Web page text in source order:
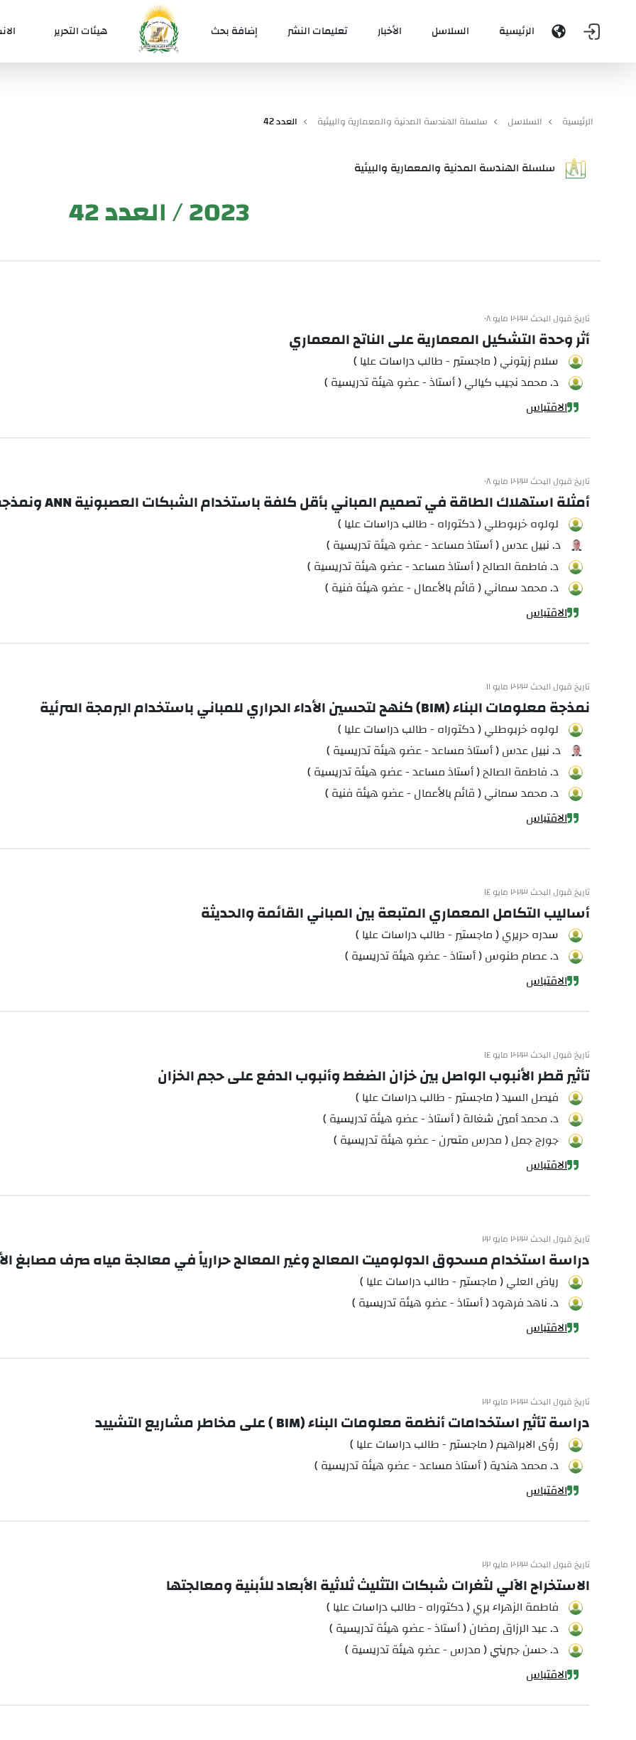
الرئيسية السلاسل الأخبار تعليمات النشر إضافة بحث هيئات التحرير
الرئيسية السلاسل سلسلة الهندسة المدنية والمعمارية والبيئية العدد 42
سلسلة الهندسة المدنية والمعمارية والبيئية
2023 / العدد 42
تاريخ قبول البحث ٢٠٢٣ مايو ٠٨
أثر وحدة التشكيل المعمارية على الناتج المعماري
سلام زيتوني ( ماجستير - طالب دراسات عليا )
د. محمد نجيب كيالي ( أستاذ - عضو هيئة تدريسية )
الاقتباس
تاريخ قبول البحث ٢٠٢٣ مايو ٠٨
أمثلة استهلاك الطاقة في تصميم المباني بأقل كلفة باستخدام الشبكات العصبونية ANN ونمذجة معلومات البناء BIM
لولوه خربوطلي ( دكتوراه - طالب دراسات عليا )
د. نبيل عدس ( أستاذ مساعد - عضو هيئة تدريسية )
د. فاطمة الصالح ( أستاذ مساعد - عضو هيئة تدريسية )
د. محمد سماني ( قائم بالأعمال - عضو هيئة فنية )
الاقتباس
تاريخ قبول البحث ٢٠٢٣ مايو ١١
نمذجة معلومات البناء (BIM) كنهج لتحسين الأداء الحراري للمباني باستخدام البرمجة المرئية
لولوه خربوطلي ( دكتوراه - طالب دراسات عليا )
د. نبيل عدس ( أستاذ مساعد - عضو هيئة تدريسية )
د. فاطمة الصالح ( أستاذ مساعد - عضو هيئة تدريسية )
د. محمد سماني ( قائم بالأعمال - عضو هيئة فنية )
الاقتباس
تاريخ قبول البحث ٢٠٢٣ مايو ١٤
أساليب التكامل المعماري المتبعة بين المباني القائمة والحديثة
سدره حريري ( ماجستير - طالب دراسات عليا )
د. عصام طنوس ( أستاذ - عضو هيئة تدريسية )
الاقتباس
تاريخ قبول البحث ٢٠٢٣ مايو ١٤
تأثير قطر الأنبوب الواصل بين خزان الضغط وأنبوب الدفع على حجم الخزان
فيصل السيد ( ماجستير - طالب دراسات عليا )
د. محمد أمين شغالة ( أستاذ - عضو هيئة تدريسية )
جورج جمل ( مدرس متمرن - عضو هيئة تدريسية )
الاقتباس
تاريخ قبول البحث ٢٠٢٣ مايو ٢٢
دراسة استخدام مسحوق الدولوميت المعالج وغير المعالج حرارياً في معالجة مياه صرف مصابغ
رياض العلي ( ماجستير - طالب دراسات عليا )
د. ناهد فرهود ( أستاذ - عضو هيئة تدريسية )
الاقتباس
تاريخ قبول البحث ٢٠٢٣ مايو ٢٢
دراسة تأثير استخدامات أنظمة معلومات البناء (BIM ) على مخاطر مشاريع التشييد
رؤى الابراهيم ( ماجستير - طالب دراسات عليا )
د. محمد هندية ( أستاذ مساعد - عضو هيئة تدريسية )
الاقتباس
تاريخ قبول البحث ٢٠٢٣ مايو ٢٢
الاستخراج الآلي لثغرات شبكات التثليث ثلاثية الأبعاد للأبنية ومعالجتها
فاطمة الزهراء بري ( دكتوراه - طالب دراسات عليا )
د. عبد الرزاق رمضان ( أستاذ - عضو هيئة تدريسية )
د. حسن جبريني ( مدرس - عضو هيئة تدريسية )
الاقتباس